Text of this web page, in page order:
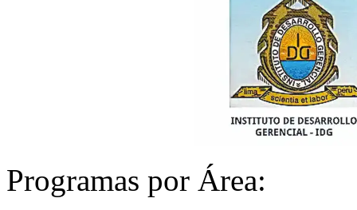
Programas por Área: